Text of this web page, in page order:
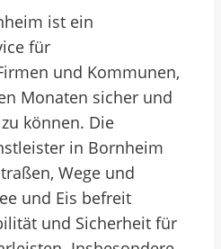
ist ein
für
und Kommunen,
Monaten sicher und
können. Die
in Bornheim
Wege und
und Eis befreit
und Sicherheit für